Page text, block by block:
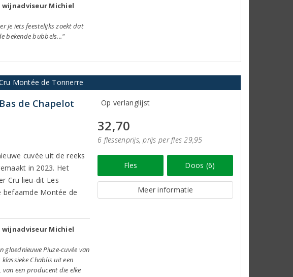
Michiel
je iets feestelijks zoekt dat
bekende bubbels..."
Montée de Tonnerre
de Chapelot
cuvée uit de reeks
in 2023. Het
Cru lieu-dit Les
befaamde Montée de
Michiel
gloednieuwe Piuze-cuvée van
Chablis uit een
een producent die elke
Op verlanglijst
32,70
6 flessenprijs, prijs per fles 29,95
Fles Doos (6)
Meer informatie